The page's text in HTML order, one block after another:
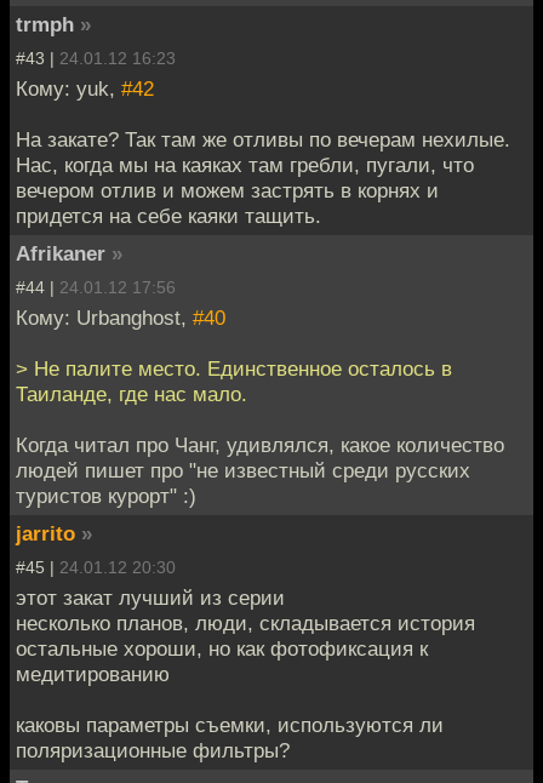
trmph »
#43 | 24.01.12 16:23
Кому: yuk, #42
На закате? Так там же отливы по вечерам нехилые.
Нас, когда мы на каяках там гребли, пугали, что
вечером отлив и можем застрять в корнях и
придется на себе каяки тащить.
Afrikaner »
#44 | 24.01.12 17:56
Кому: Urbanghost, #40
> Не палите место. Единственное осталось в
Таиланде, где нас мало.
Когда читал про Чанг, удивлялся, какое количество
людей пишет про "не известный среди русских
туристов курорт" :)
jarrito »
#45 | 24.01.12 20:30
этот закат лучший из серии
несколько планов, люди, складывается история
остальные хороши, но как фотофиксация к
медитированию
каковы параметры съемки, используются ли
поляризационные фильтры?